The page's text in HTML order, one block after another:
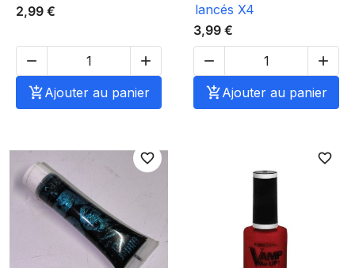
2,99 €


Ajouter au panier
lancés X4
3,99 €


Ajouter au panier
favorite_border favorite_border